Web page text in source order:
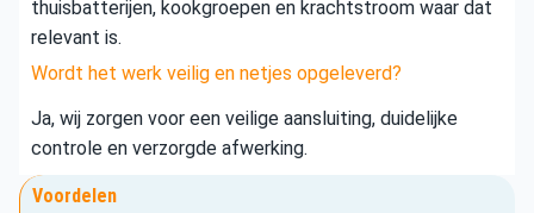
thuisbatterijen, kookgroepen en krachtstroom waar dat
relevant is.
Wordt het werk veilig en netjes opgeleverd?
Ja, wij zorgen voor een veilige aansluiting, duidelijke
controle en verzorgde afwerking.
Voordelen